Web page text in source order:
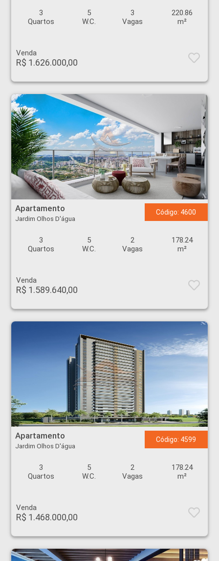
3
Quartos
5
W.C.
3
Vagas
220.86
m²
Venda
R$ 1.626.000,00
Apartamento - Jardim Olhos D'água - Ribeirão Preto
Apartamento
Jardim Olhos D'água
Código: 4600
3
Quartos
5
W.C.
2
Vagas
178.24
m²
Venda
R$ 1.589.640,00
Apartamento - Jardim Olhos D'água - Ribeirão Preto
Apartamento
Jardim Olhos D'água
Código: 4599
3
Quartos
5
W.C.
2
Vagas
178.24
m²
Venda
R$ 1.468.000,00